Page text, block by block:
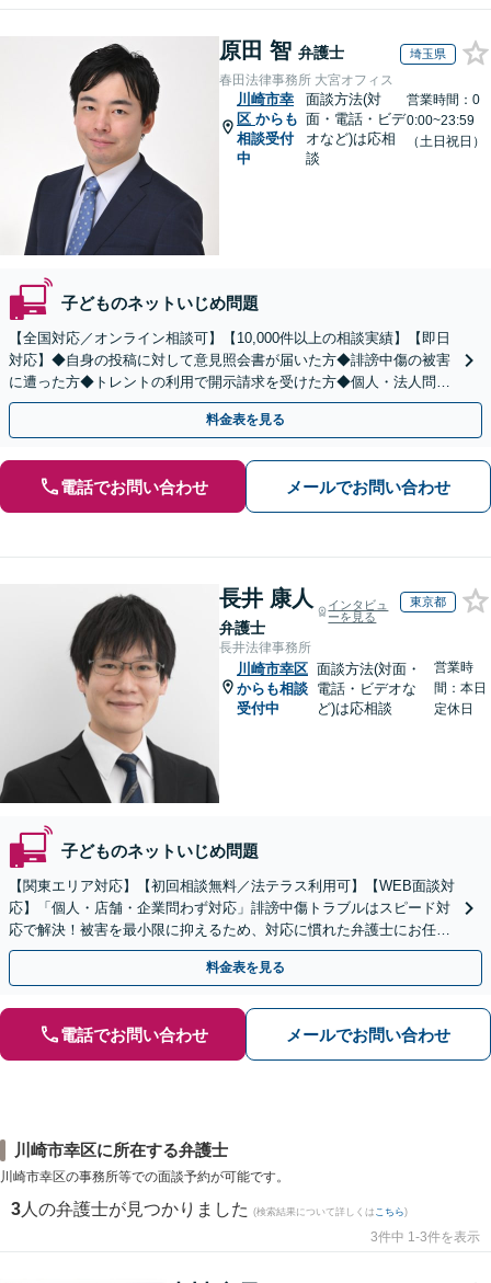
原田 智 弁護士 埼玉県
春田法律事務所 大宮オフィス
川崎市幸
区 からも
相談受付
中
面談方法(対
面・電話・ビデ
オなど)は応相
談
営業時間：0
0:00~23:59
（土日祝日）
子どものネットいじめ問題
【全国対応／オンライン相談可】【10,000件以上の相談実績】【即日
対応】◆自身の投稿に対して意見照会書が届いた方◆誹謗中傷の被害
に遭った方◆トレントの利用で開示請求を受けた方◆個人・法人問わ
ず対応◎【来所不要／LINE相談可】
料金表を見る
電話でお問い合わせ メールでお問い合わせ
長井 康人
弁護士
インタビュ
ーを見る
東京都
長井法律事務所
川崎市幸区
からも相談
受付中
面談方法(対面・
電話・ビデオな
ど)は応相談
営業時
間：本日
定休日
子どものネットいじめ問題
【関東エリア対応】【初回相談無料／法テラス利用可】【WEB面談対
応】「個人・店舗・企業問わず対応」誹謗中傷トラブルはスピード対
応で解決！被害を最小限に抑えるため、対応に慣れた弁護士にお任せ
ください「加害者側のご相談も」【休日・夜間相談可】
料金表を見る
電話でお問い合わせ メールでお問い合わせ
川崎市幸区に所在する弁護士
川崎市幸区の事務所等での面談予約が可能です。
3 人の弁護士が見つかりました (検索結果について詳しくは こちら)
3件中 1-3件を表示